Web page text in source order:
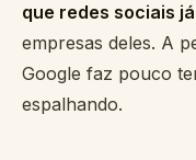
que redes sociais
empresas deles. A
Google faz pouco
espalhando.